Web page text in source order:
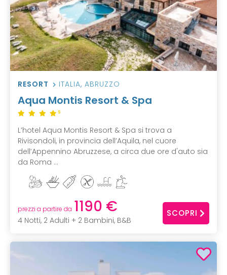
RESORT ITALIA, ABRUZZO
Aqua Montis Resort & Spa
S
L’hotel Aqua Montis Resort & Spa si trova a
Rivisondoli, in provincia dell’Aquila, nel cuore
dell’Appennino Abruzzese, a circa due ore d'auto sia
da Roma ...
prezzi a partire da 1190 €
4 Notti, 2 Adulti + 2 Bambini, B&B
SCOPRI